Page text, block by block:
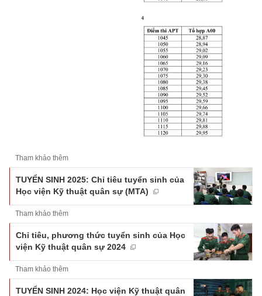
Tham khảo thêm
TUYỂN SINH 2025: Chỉ tiêu tuyển sinh của
Học viện Kỹ thuật quân sự (MTA)
Tham khảo thêm
Chỉ tiêu, phương thức tuyển sinh của Học
viện Kỹ thuật quân sự 2024
Tham khảo thêm
TUYỂN SINH 2024: Học viện Kỹ thuật quân